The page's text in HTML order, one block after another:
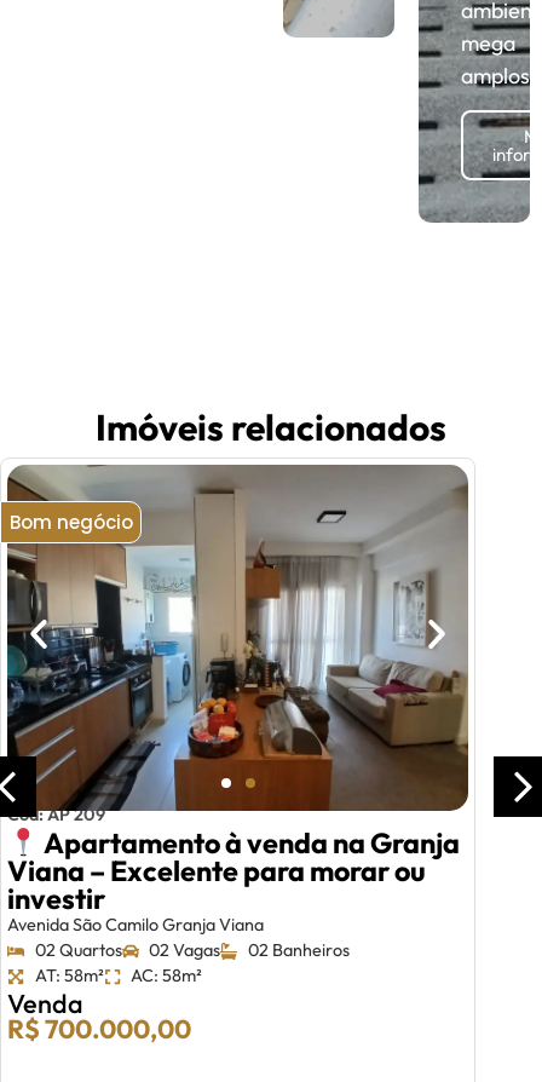
mega
amplos!
Imóveis relacionados
Bom negócio
Cód: AP 209
Apartamento à venda na Granja
Viana – Excelente para morar ou
investir
Avenida São Camilo Granja Viana
02 Quartos
02 Vagas
02 Banheiros
AT: 58m²
AC: 58m²
Venda
R$ 700.000,00